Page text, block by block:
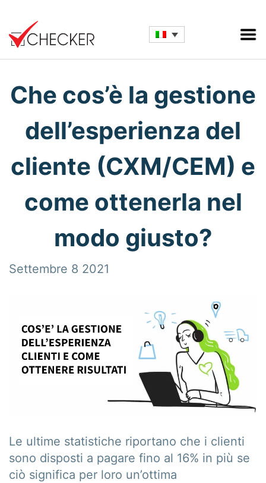
Che cos’è la gestione
dell’esperienza del
cliente (CXM/CEM) e
come ottenerla nel
modo giusto?
Settembre 8 2021
Le ultime statistiche riportano che i clienti
sono disposti a pagare fino al 16% in più se
ciò significa per loro un’ottima